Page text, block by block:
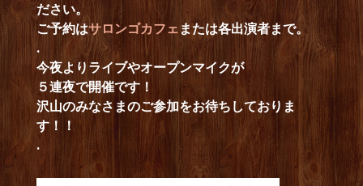
ださい。
ご予約はサロンゴカフェ または各出演者まで。
.
今夜よりライブやオープンマイクが
５連夜で開催です！
沢山のみなさまのご参加をお待ちしておりま
す！！
.